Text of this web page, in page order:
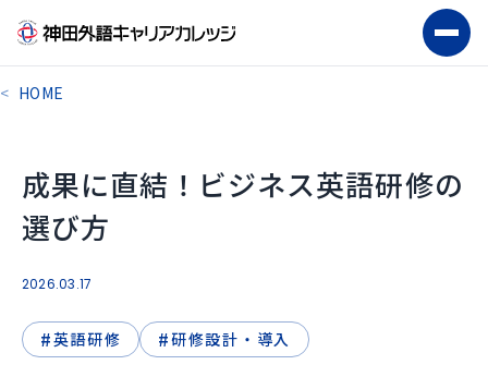
HOME
2026.03.17
成果に直結！ビジネス英語研修の
選び方
#英語研修 #研修設計・導入